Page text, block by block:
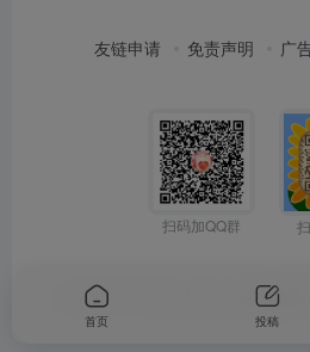
友链申请 免责声明 广
扫码加QQ群
Copyright © 2026 OneNav
首页 投稿